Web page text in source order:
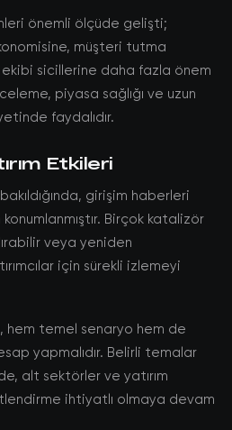
önemli ölçüde gelişti;
müşteri tutma
sicillerine daha fazla önem
piyasa sağlığı ve uzun
faydalıdır.
Etkileri
girişim haberleri
Birçok katalizör
veya yeniden
için sürekli izlemeyi
hem temel senaryo hem de
yapmalıdır. Belirli temalar
alt sektörler ve yatırım
ihtiyatlı olmaya devam